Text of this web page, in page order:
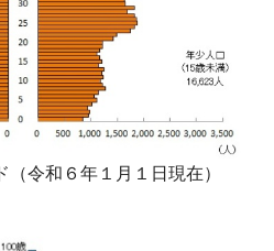
令和６年１月１日現在）